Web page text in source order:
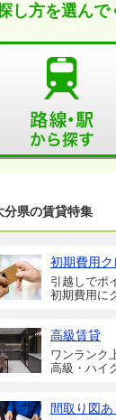
し方を選んで
分県の賃貸特集
初期費用
引越しでポ
初期費用に
高級賃貸
ワンランク
高級・ハイ
間取り図あ